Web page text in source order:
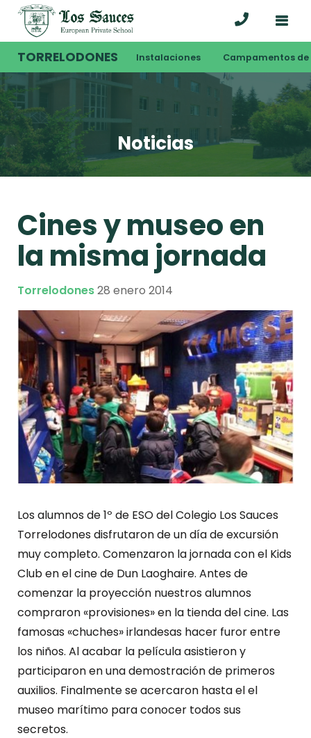
TORRELODONES Instalaciones Campamentos de
Noticias
Cines y museo en
la misma jornada
Torrelodones28 enero 2014
Los alumnos de 1º de ESO del Colegio Los Sauces
Torrelodones disfrutaron de un día de excursión
muy completo. Comenzaron la jornada con el Kids
Club en el cine de Dun Laoghaire. Antes de
comenzar la proyección nuestros alumnos
compraron «provisiones» en la tienda del cine. Las
famosas «chuches» irlandesas hacer furor entre
los niños. Al acabar la película asistieron y
participaron en una demostración de primeros
auxilios. Finalmente se acercaron hasta el el
museo marítimo para conocer todos sus
secretos.